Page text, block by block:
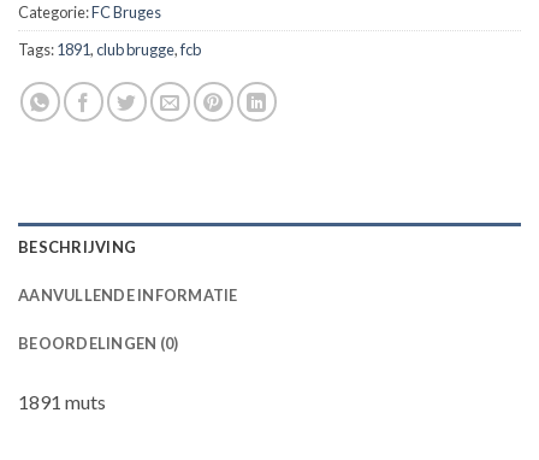
Categorie:FC Bruges
Tags:1891,club brugge,fcb
BESCHRIJVING
AANVULLENDE INFORMATIE
BEOORDELINGEN (0)
1891 muts